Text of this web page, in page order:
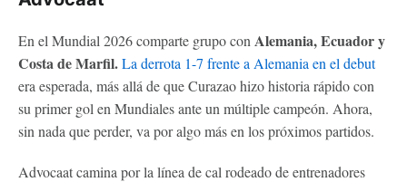
En el Mundial 2026 comparte grupo con Alemania, Ecuador y
Costa de Marfil.La derrota 1-7 frente a Alemania en el debut
era esperada, más allá de que Curazao hizo historia rápido con
su primer gol en Mundiales ante un múltiple campeón. Ahora,
sin nada que perder, va por algo más en los próximos partidos.
Advocaat camina por la línea de cal rodeado de entrenadores